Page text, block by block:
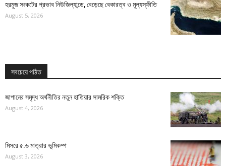
হরমুজ সংকটের প্রভাব নিউজিল্যান্ডে, বেড়েছে বেকারত্ব ও মূল্যস্ফীতি
August 5, 2026
সবচেয়ে পঠিত
জাপানের সমৃদ্ধ অর্থনীতির নতুন হাতিয়ার সামরিক শক্তি
August 4, 2026
মিসরে ৫.৬ মাত্রার ভূমিকম্প
August 3, 2026